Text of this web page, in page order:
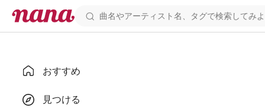
おすすめ
見つける